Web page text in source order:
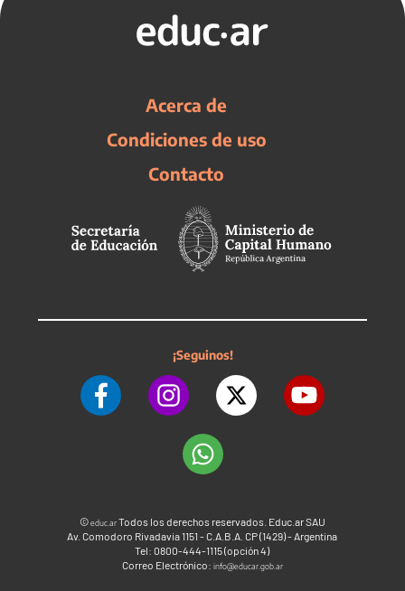
Acerca de
Condiciones de uso
Contacto
¡Seguinos!
©educ.arTodos los derechos reservados. Educ.ar SAU
Av. Comodoro Rivadavia 1151 - C.A.B.A. CP (1429) - Argentina
Tel: 0800-444-1115 (opción 4)
Correo Electrónico: info@educar.gob.ar